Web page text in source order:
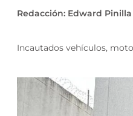
Redacción: Edward
Incautados vehículos,